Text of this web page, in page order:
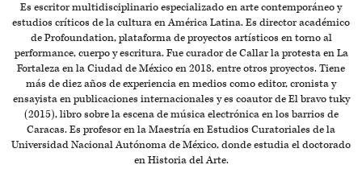
Es escritor multidisciplinario especializado en arte contemporáneo y
estudios críticos de la cultura en América Latina. Es director académico
de Profoundation, plataforma de proyectos artísticos en torno al
performance, cuerpo y escritura. Fue curador de Callar la protesta en La
Fortaleza en la Ciudad de México en 2018, entre otros proyectos. Tiene
más de diez años de experiencia en medios como editor, cronista y
ensayista en publicaciones internacionales y es coautor de El bravo tuky
(2015), libro sobre la escena de música electrónica en los barrios de
Caracas. Es profesor en la Maestría en Estudios Curatoriales de la
Universidad Nacional Autónoma de México, donde estudia el doctorado
en Historia del Arte.